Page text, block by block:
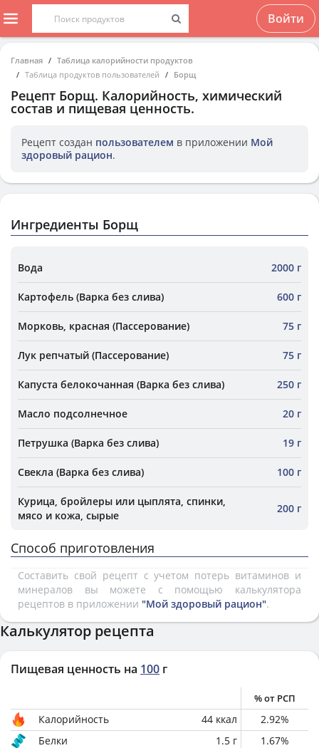
Войти
Главная
Таблица калорийности продуктов
Таблица продуктов пользователей
Борщ
Рецепт Борщ. Калорийность, химический
состав и пищевая ценность.
Рецепт создан пользователем в приложении Мой
здоровый рацион.
Ингредиенты Борщ
Вода 2000 г
Картофель (Варка без слива) 600 г
Морковь, красная (Пассерование) 75 г
Лук репчатый (Пассерование) 75 г
Капуста белокочанная (Варка без слива) 250 г
Масло подсолнечное 20 г
Петрушка (Варка без слива) 19 г
Свекла (Варка без слива) 100 г
Курица, бройлеры или цыплята, спинки,
мясо и кожа, сырые
200 г
Способ приготовления
Составить свой рецепт с учетом потерь витаминов и
минералов вы можете с помощью калькулятора
рецептов в приложении "Мой здоровый рацион".
Калькулятор рецепта
Пищевая ценность на 100 г
% от РСП
Калорийность 44 ккал 2.92%
Белки
1.5 г 1.67%